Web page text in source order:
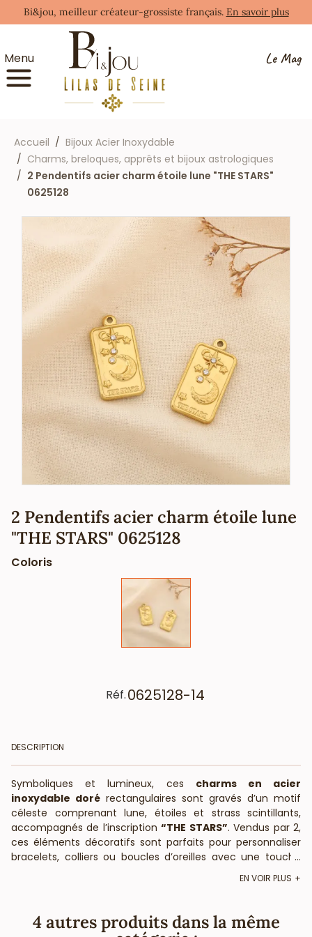
Bi&jou, meilleur créateur-grossiste français. En savoir plus
Menu Le Mag
Accueil
Bijoux Acier Inoxydable
Charms, breloques, apprêts et bijoux astrologiques
2 Pendentifs acier charm étoile lune "THE STARS"
0625128
2 Pendentifs acier charm étoile lune
"THE STARS" 0625128
Coloris
Réf.0625128-14
DESCRIPTION
Symboliques et lumineux, ces charms en acier
inoxydable doré rectangulaires sont gravés d’un motif
céleste comprenant lune, étoiles et strass scintillants,
accompagnés de l’inscription“THE STARS”. Vendus par 2,
ces éléments décoratifs sont parfaits pour personnaliser
bracelets, colliers ou boucles d’oreilles avec une touche
Dimensions : 13 x 26 mm
Matériau : acier inoxydable doré
...
EN VOIR PLUS
4 autres produits dans la même